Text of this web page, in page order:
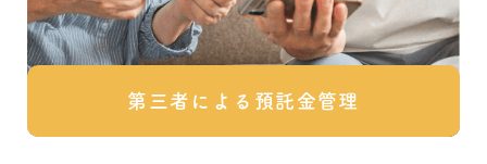
第三者による預託金管理